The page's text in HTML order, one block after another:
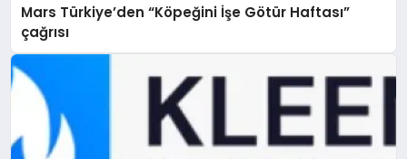
Mars Türkiye’den “Köpeğini İşe Götür Haftası”
çağrısı